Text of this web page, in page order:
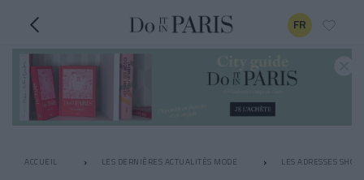
FR
ACCUEIL LES DERNIÈRES ACTUALITÉS MODE LES ADRESSES